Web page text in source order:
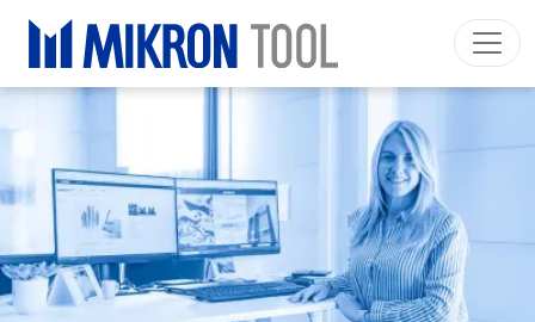
Download
Main navigation
SECTEURS INDUSTRIELS
PRODUITS
SERVICES